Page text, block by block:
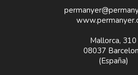
Mallorca, 310
08037
(España)